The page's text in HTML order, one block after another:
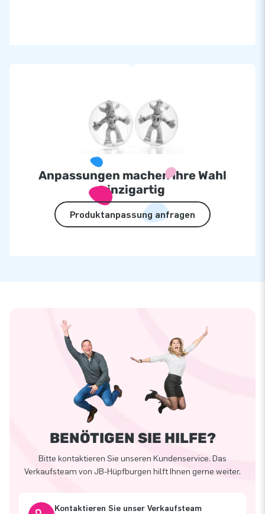
Anpassungen machen Ihre Wahl
einzigartig
Produktanpassung anfragen
BENÖTIGEN SIE HILFE?
Bitte kontaktieren Sie unseren Kundenservice. Das
Verkaufsteam von JB-Hüpfburgen hilft Ihnen gerne weiter.
Kontaktieren Sie unser Verkaufsteam